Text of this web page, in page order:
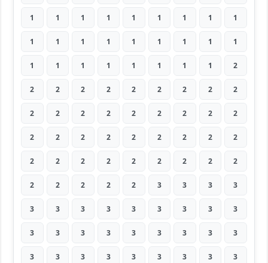
1 1 1 1 1 1 1 1 1
1 1 1 1 1 1 1 1 1
1 1 1 1 1 1 1 1 2
2 2 2 2 2 2 2 2 2
2 2 2 2 2 2 2 2 2
2 2 2 2 2 2 2 2 2
2 2 2 2 2 2 2 2 2
2 2 2 2 2 3 3 3 3
3 3 3 3 3 3 3 3 3
3 3 3 3 3 3 3 3 3
3 3 3 3 3 3 3 3 3